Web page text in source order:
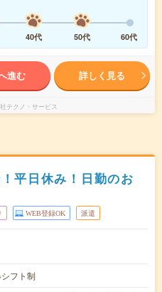
40代 50代 60代
進む 詳しく見る
テクノ・サービス
平日休み！日勤のお
WEB登録OK 派遣
フト制